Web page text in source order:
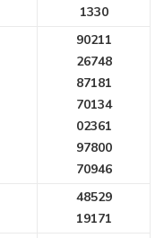
1330
90211
26748
87181
70134
02361
97800
70946
48529
19171